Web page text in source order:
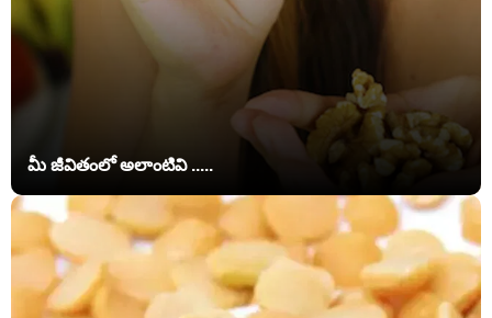
మీ జీవితంలో అలాంటివి .....